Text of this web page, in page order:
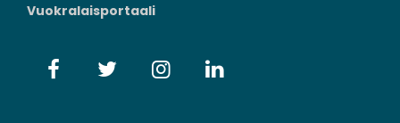
Vuokralaisportaali